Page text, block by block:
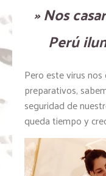
» Nos
Perú
Pero este virus
preparativos,
seguridad de
queda tiempo y